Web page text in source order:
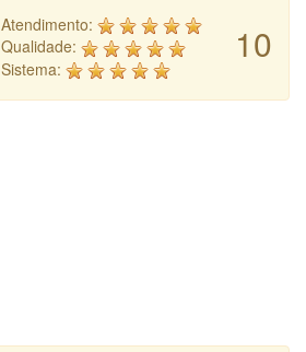
10
Atendimento:
Qualidade:
Sistema: